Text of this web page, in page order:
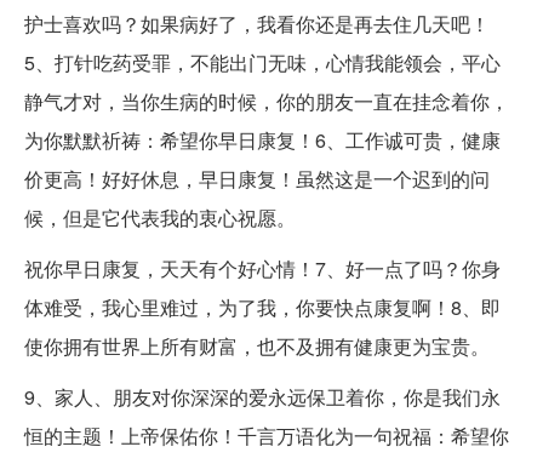
护士喜欢吗？如果病好了，我看你还是再去住几天吧！
5、打针吃药受罪，不能出门无味，心情我能领会，平心
静气才对，当你生病的时候，你的朋友一直在挂念着你，
为你默默祈祷：希望你早日康复！6、工作诚可贵，健康
价更高！好好休息，早日康复！虽然这是一个迟到的问
候，但是它代表我的衷心祝愿。
祝你早日康复，天天有个好心情！7、好一点了吗？你身
体难受，我心里难过，为了我，你要快点康复啊！8、即
使你拥有世界上所有财富，也不及拥有健康更为宝贵。
9、家人、朋友对你深深的爱永远保卫着你，你是我们永
恒的主题！上帝保佑你！千言万语化为一句祝福：希望你